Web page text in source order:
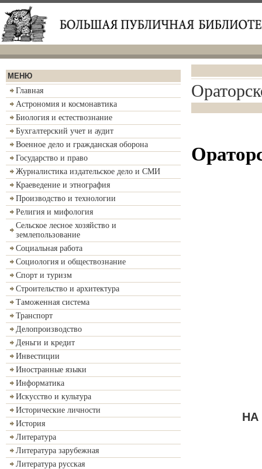
МЕНЮ
Главная
Астрономия и космонавтика
Биология и естествознание
Бухгалтерский учет и аудит
Военное дело и гражданская оборона
Государство и право
Журналистика издательское дело и СМИ
Краеведение и этнография
Производство и технологии
Религия и мифология
Сельское лесное хозяйство и
землепользование
Социальная работа
Социология и обществознание
Спорт и туризм
Строительство и архитектура
Таможенная система
Транспорт
Делопроизводство
Деньги и кредит
Инвестиции
Иностранные языки
Информатика
Искусство и культура
Исторические личности
История
Литература
Литература зарубежная
Литература русская
НА